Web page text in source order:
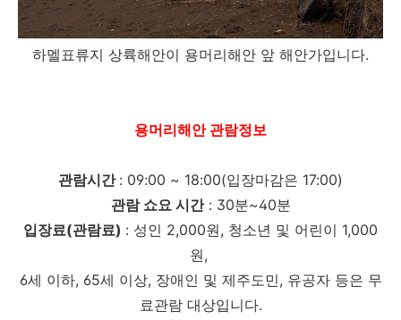
하멜표류지 상륙해안이 용머리해안 앞 해안가입니다.
용머리해안 관람정보
관람시간 : 09:00 ~ 18:00(입장마감은 17:00)
관람 쇼요 시간: 30분~40분
입장료(관람료) : 성인 2,000원, 청소년 및 어린이 1,000
원,
6세 이하, 65세 이상, 장애인 및 제주도민, 유공자 등은 무
료관람 대상입니다.